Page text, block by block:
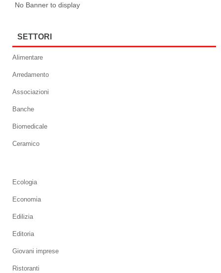
No Banner to display
SETTORI
Alimentare
Arredamento
Associazioni
Banche
Biomedicale
Ceramico
Ecologia
Economia
Edilizia
Editoria
Giovani imprese
Ristoranti